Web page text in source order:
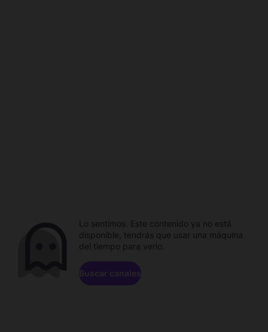
Lo sentimos. Este contenido ya no está
disponible, tendrás que usar una máquina
del tiempo para verlo.
Buscar canales